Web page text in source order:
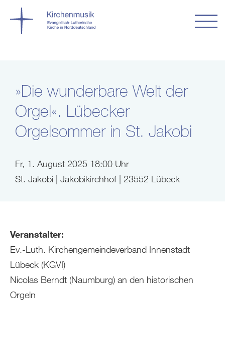
»Die wunderbare Welt der
Orgel«. Lübecker
Orgelsommer in St. Jakobi
Fr, 1. August 2025 18:00 Uhr
St. Jakobi | Jakobikirchhof | 23552 Lübeck
Veranstalter:
Ev.-Luth. Kirchengemeindeverband Innenstadt
Lübeck (KGVI)
Nicolas Berndt (Naumburg) an den historischen
Orgeln